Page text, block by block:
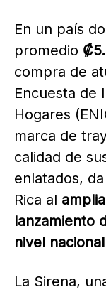
En un país
promedio
compra de
Encuesta de
Hogares
marca de
calidad de
enlatados,
Rica al
lanzamiento
nivel nacional
La Sirena,